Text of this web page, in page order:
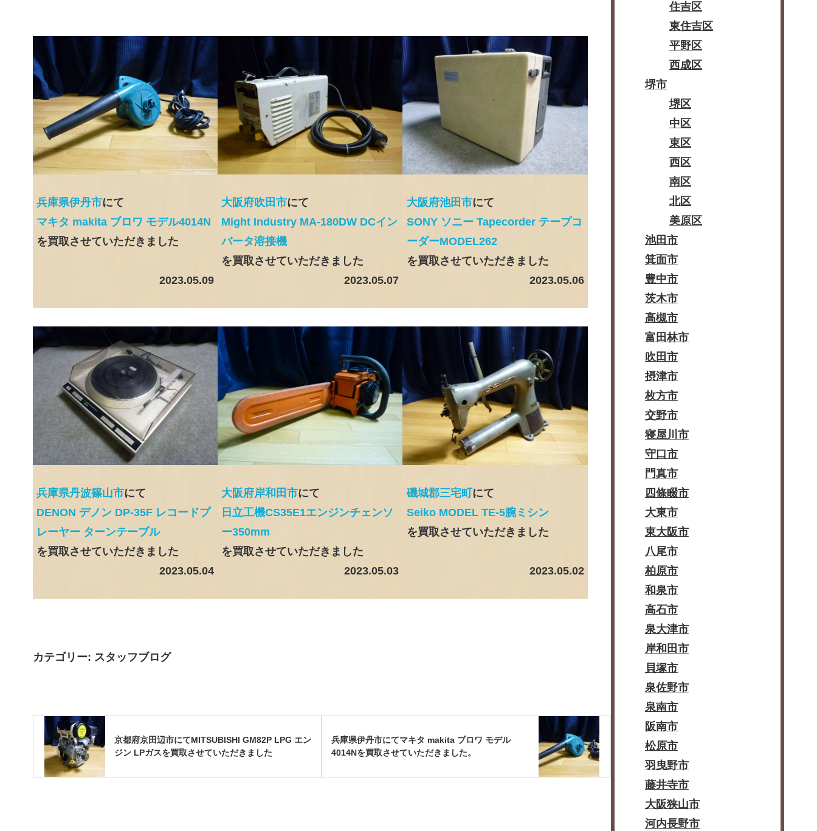
兵庫県伊丹市にて
マキタ makita ブロワ モデル4014N
を買取させていただきました
2023.05.09
大阪府吹田市にて
Might Industry MA-180DW DCイン
バータ溶接機
を買取させていただきました
2023.05.07
大阪府池田市にて
SONY ソニー Tapecorder テープコ
ーダーMODEL262
を買取させていただきました
2023.05.06
兵庫県丹波篠山市にて
DENON デノン DP-35F レコードプ
レーヤー ターンテーブル
を買取させていただきました
2023.05.04
大阪府岸和田市にて
日立工機CS35E1エンジンチェンソ
ー350mm
を買取させていただきました
2023.05.03
磯城郡三宅町 にて
Seiko MODEL TE-5腕ミシン
を買取させていただきました
2023.05.02
カテゴリー: スタッフブログ
京都府京田辺市にてMITSUBISHI GM82P LPG エン
ジン LPガスを買取させていただきました
兵庫県伊丹市にてマキタ makita ブロワ モデル
4014Nを買取させていただきました。
住吉区
東住吉区
平野区
西成区
堺市
堺区
中区
東区
西区
南区
北区
美原区
池田市
箕面市
豊中市
茨木市
高槻市
富田林市
吹田市
摂津市
枚方市
交野市
寝屋川市
守口市
門真市
四條畷市
大東市
東大阪市
八尾市
柏原市
和泉市
高石市
泉大津市
岸和田市
貝塚市
泉佐野市
泉南市
阪南市
松原市
羽曳野市
藤井寺市
大阪狭山市
河内長野市